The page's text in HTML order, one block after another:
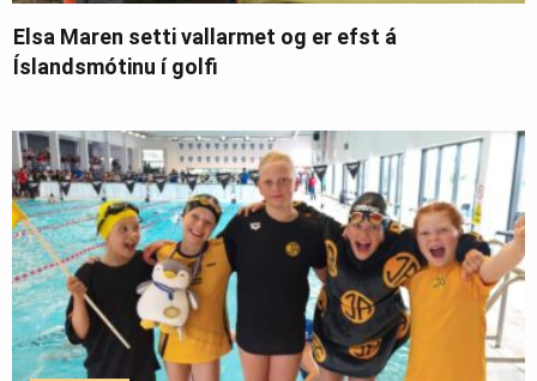
Elsa Maren setti vallarmet og er efst á
Íslandsmótinu í golfi